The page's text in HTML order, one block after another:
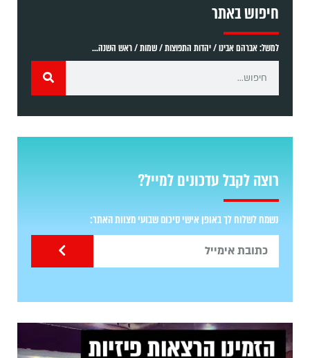
חיפוש באתר
למשל: אברהם אבינו / יהדות התפוצות / שמות / ראש השנה...
רוצה לקבל עדכונים למייל?
נשמח לשלוח לך באופן אישי סיכום שבועי מצוות האתר: